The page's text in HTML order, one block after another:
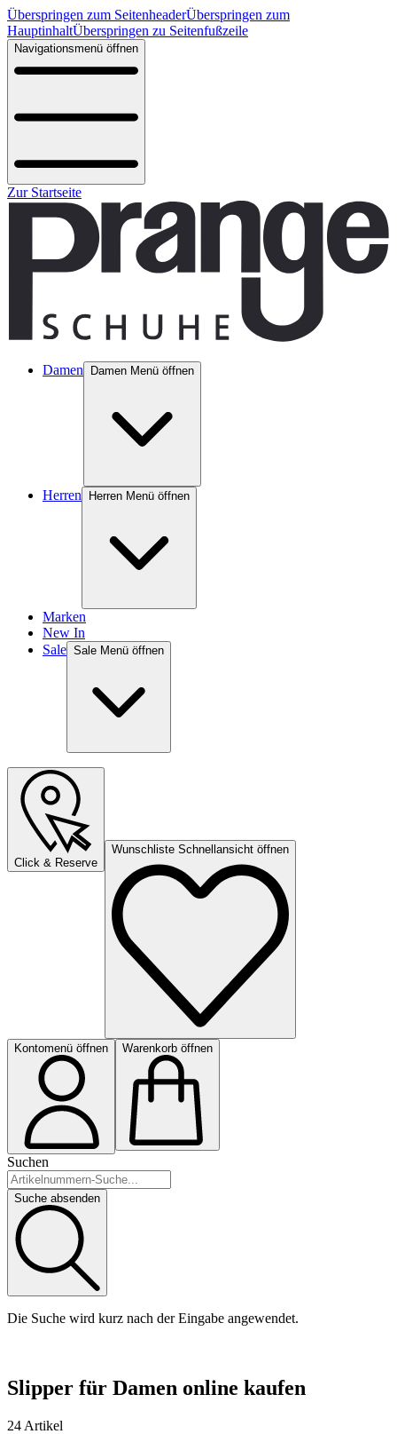
Überspringen zum SeitenheaderÜberspringen zum
HauptinhaltÜberspringen zu Seitenfußzeile
Navigationsmenü öffnen
Zur Startseite
Damen Damen Menü öffnen
Herren Herren Menü öffnen
Marken
New In
Sale Sale Menü öffnen
Click & Reserve
Wunschliste Schnellansicht öffnen
Kontomenü öffnen Warenkorb öffnen
Suchen
Suche absenden
Die Suche wird kurz nach der Eingabe angewendet.
Slipper für Damen online kaufen
24 Artikel